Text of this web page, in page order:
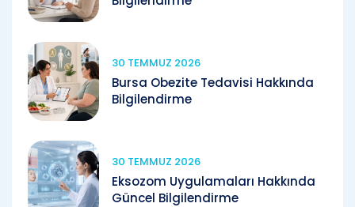
30 TEMMUZ 2026
Bursa Obezite Tedavisi Hakkında
Bilgilendirme
30 TEMMUZ 2026
Eksozom Uygulamaları Hakkında
Güncel Bilgilendirme